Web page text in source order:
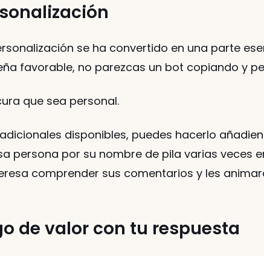
se ha convertido en una parte
favorable, no parezcas un bot copiando y
que sea personal.
disponibles, puedes hacerlo
persona por su nombre de pila varias veces
comprender sus comentarios y les
de valor con tu respuesta